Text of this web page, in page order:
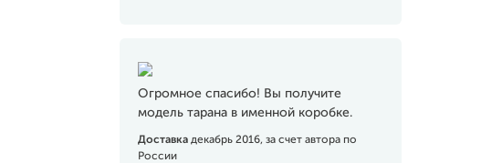
Огромное спасибо! Вы получите
модель тарана в именной коробке.
Доставка декабрь 2016, за счет автора по
России